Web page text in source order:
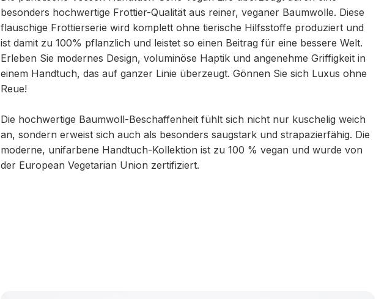
besonders hochwertige Frottier-Qualität aus reiner, veganer Baumwolle. Diese
flauschige Frottierserie wird komplett ohne tierische Hilfsstoffe produziert und
ist damit zu 100% pflanzlich und leistet so einen Beitrag für eine bessere Welt.
Erleben Sie modernes Design, voluminöse Haptik und angenehme Griffigkeit in
einem Handtuch, das auf ganzer Linie überzeugt. Gönnen Sie sich Luxus ohne
Reue!
Die hochwertige Baumwoll-Beschaffenheit fühlt sich nicht nur kuschelig weich
an, sondern erweist sich auch als besonders saugstark und strapazierfähig. Die
moderne, unifarbene Handtuch-Kollektion ist zu 100 % vegan und wurde von
der European Vegetarian Union zertifiziert.